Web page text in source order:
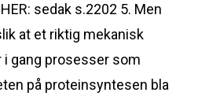
sedak s.2202 5. Men
at et riktig mekanisk
gang prosesser som
på proteinsyntesen bla